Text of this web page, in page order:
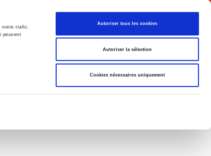
notre trafic.
peuvent
Autoriser tous les cookies
Autoriser la sélection
Cookies nécessaires uniquement
English